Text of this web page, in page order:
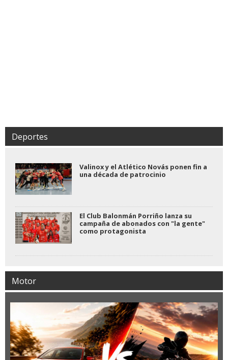
Deportes
Valinox y el Atlético Novás ponen fin a
una década de patrocinio
El Club Balonmán Porriño lanza su
campaña de abonados con "la gente"
como protagonista
Motor